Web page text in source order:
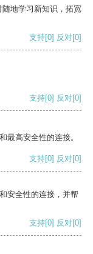
地学习新知识，拓宽
支持[0] 反对[0]
支持[0] 反对[0]
最高安全性的连接。
支持[0] 反对[0]
安全性的连接，并帮
支持[0] 反对[0]